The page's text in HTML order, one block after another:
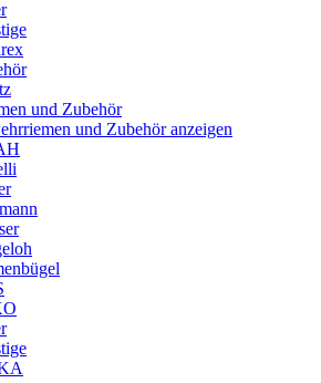
und Zubehör
und Zubehör anzeigen